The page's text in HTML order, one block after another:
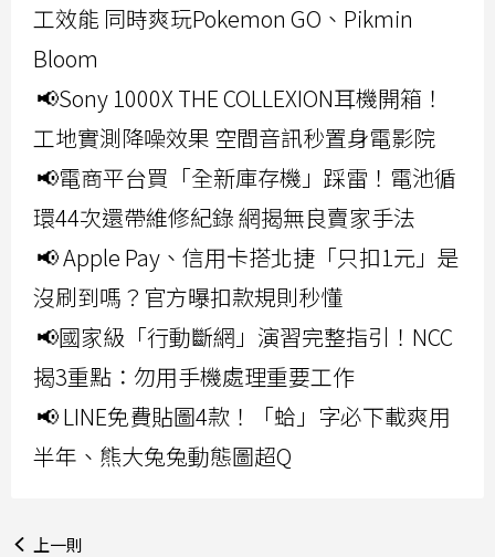
工效能 同時爽玩Pokemon GO、Pikmin
Bloom
📢Sony 1000X THE COLLEXION耳機開箱！
工地實測降噪效果 空間音訊秒置身電影院
📢電商平台買「全新庫存機」踩雷！電池循
環44次還帶維修紀錄 網揭無良賣家手法
📢 Apple Pay、信用卡搭北捷「只扣1元」是
沒刷到嗎？官方曝扣款規則秒懂
📢國家級「行動斷網」演習完整指引！NCC
揭3重點：勿用手機處理重要工作
📢 LINE免費貼圖4款！「蛤」字必下載爽用
半年、熊大兔兔動態圖超Q
上一則